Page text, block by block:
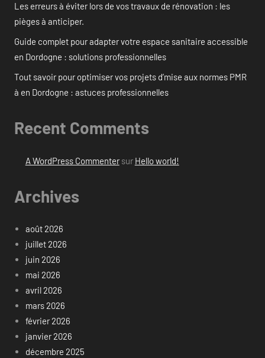
Les erreurs à éviter lors de vos travaux de rénovation : les
pièges à anticiper.
Guide complet pour adapter votre espace sanitaire accessible
en Dordogne : solutions professionnelles
Tout savoir pour optimiser vos projets d’mise aux normes PMR
à en Dordogne : astuces professionnelles
Recent Comments
A WordPress Commentersur Hello world!
Archives
août 2026
juillet 2026
juin 2026
mai 2026
avril 2026
mars 2026
février 2026
janvier 2026
décembre 2025